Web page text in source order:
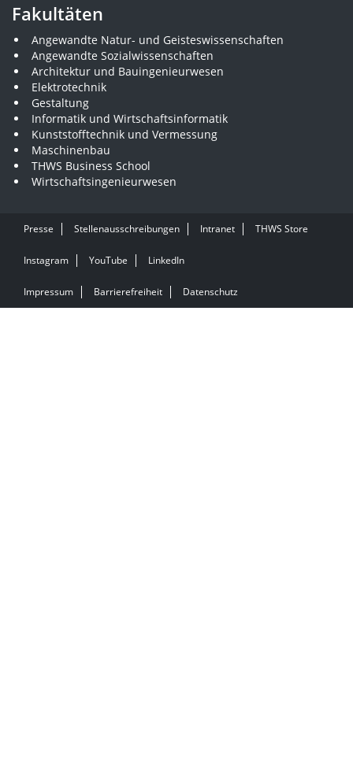
Fakultäten
Angewandte Natur- und Geisteswissenschaften
Angewandte Sozialwissenschaften
Architektur und Bauingenieurwesen
Elektrotechnik
Gestaltung
Informatik und Wirtschaftsinformatik
Kunststofftechnik und Vermessung
Maschinenbau
THWS Business School
Wirtschaftsingenieurwesen
Presse Stellenausschreibungen Intranet THWS Store
Instagram YouTube LinkedIn
Impressum Barrierefreiheit Datenschutz